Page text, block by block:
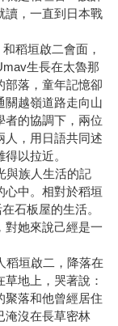
讀，一直到日本戰
稻垣啟二會面，
生長在太魯那
部落，童年記憶卻
關越嶺道路走向山
者的協調下，兩位
人，用日語共同述
以拉近。
與族人生活的記
心中。相對於稻垣
石板屋的生活。
對她來說己經是一
垣啟二，降落在
地上，哭著說：
聚落和他曾經居住
淹沒在長草密林